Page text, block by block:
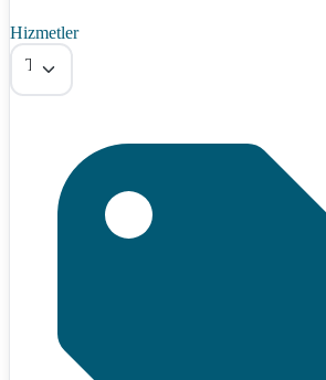
Hizmetler
Tümü